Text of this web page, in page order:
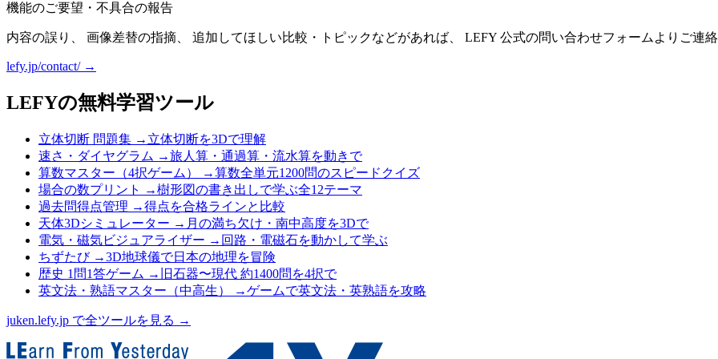
機能のご要望・不具合の報告
内容の誤り、 画像差替の指摘、 追加してほしい比較・トピックなどがあれば、 LEFY 公式の問い合わせフォームよりご連絡
lefy.jp/contact/ →
LEFYの無料学習ツール
立体切断 問題集 → 立体切断を3Dで理解
速さ・ダイヤグラム →旅人算・通過算・流水算を動きで
算数マスター（4択ゲーム）
→算数全単元1200問のスピードクイズ
場合の数プリント
→樹形図の書き出しで学ぶ全12テーマ
過去問得点管理 →得点を合格ラインと比較
天体3Dシミュレーター → 月の満ち欠け・南中高度を3Dで
電気・磁気ビジュアライザー → 回路・電磁石を動かして学ぶ
ちずたび→3D地球儀で日本の地理を冒険
歴史 1問1答ゲーム → 旧石器〜現代 約1400問を4択で
英文法・熟語マスター（中高生）
→ゲームで英文法・英熟語を攻略
juken.lefy.jp で全ツールを見る →